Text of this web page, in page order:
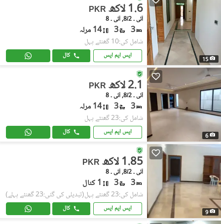
15
PKR 1.6 لاکھ
آئی ۔ 8/2, آئی ۔ 8
3
3 14 مرلہ
شامل کی:10 گھنٹے پہل
ایس ایم ایس کال
6
PKR 2.1 لاکھ
آئی ۔ 8/2, آئی ۔ 8
3
3 14 مرلہ
شامل کی:23 گھنٹے پہل
ایس ایم ایس کال
9
PKR 1.85 لاکھ
آئی ۔ 8/2, آئی ۔ 8
3
3 1 کنال
شامل کی:23 گھنٹے پہل (تبدیلی کی گئی:23 گھنٹے پہلے)
ایس ایم ایس کال